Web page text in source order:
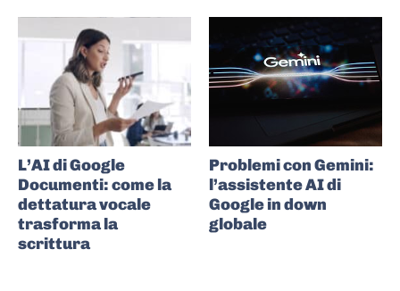
L’AI di Google
Documenti: come la
dettatura vocale
trasforma la
scrittura
Problemi con Gemini:
l’assistente AI di
Google in down
globale